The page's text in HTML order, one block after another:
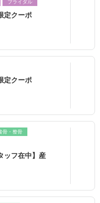
ブライダル
クーポ
クーポ
骨・整骨
ッフ在中】産